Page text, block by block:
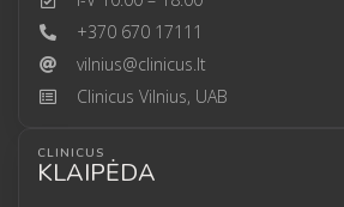
+370 670 17111
vilnius@clinicus.lt
Clinicus Vilnius, UAB
CLINICUS
KLAIPĖDA